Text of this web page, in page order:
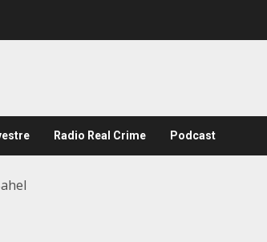
Radio Real Crime Podcast